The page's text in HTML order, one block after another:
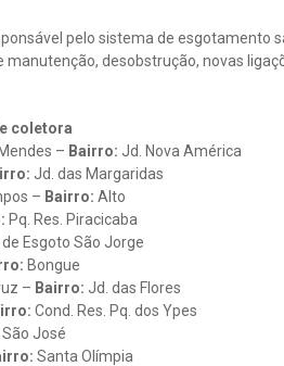
pelo sistema de esgotamento
manutenção, desobstrução, novas
coletora
– Bairro: Jd. Nova América
Jd. das Margaridas
– Bairro: Alto
Pq. Res. Piracicaba
Esgoto São Jorge
Bongue
– Bairro: Jd. das Flores
Cond. Res. Pq. dos Ypes
São José
Santa Olímpia